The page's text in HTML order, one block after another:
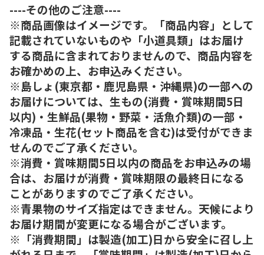
----その他のご注意----
※商品画像はイメージです。「商品内容」として
記載されていないものや「小道具類」はお届け
する商品に含まれておりませんので、商品内容を
お確かめの上、お申込みください。
※島しょ(東京都・鹿児島県・沖縄県)の一部への
お届けについては、生もの(消費・賞味期間5日
以内)・生鮮品(果物・野菜・活魚介類)の一部・
冷凍品・生花(セット商品を含む)は受付ができま
せんのでご了承ください。
※消費・賞味期間5日以内の商品をお申込みの場
合は、お届けが消費・賞味期限の最終日になる
ことがありますのでご了承ください。
※青果物のサイズ指定はできません。天候により
お届け期間が変更になる場合がございます。
※「消費期間」は製造(加工)日から安全に召し上